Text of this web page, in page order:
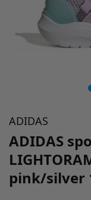
ADIDAS
ADIDAS
pink/silver